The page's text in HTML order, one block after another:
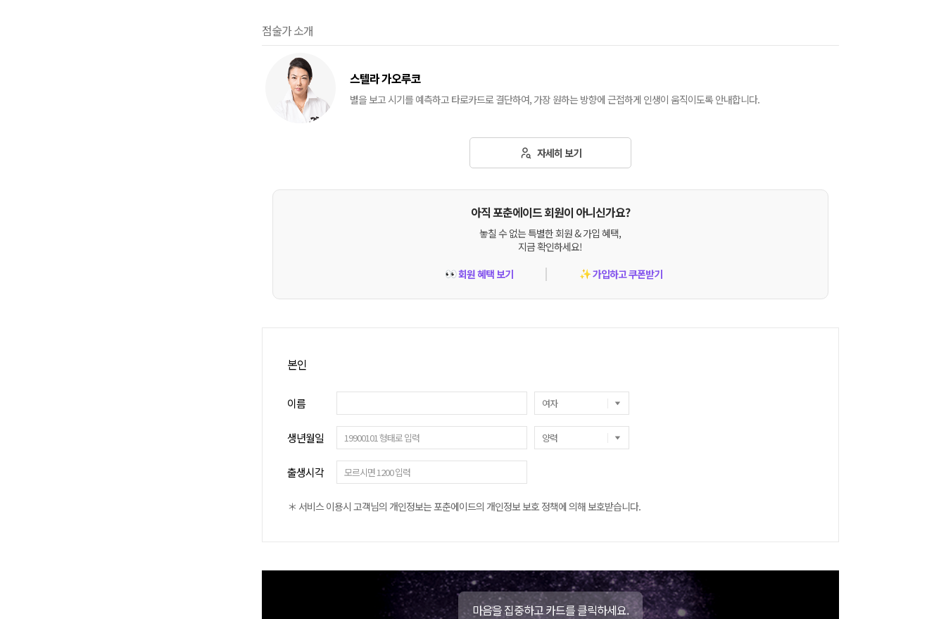
점술가 소개
스텔라 가오루코
별을 보고 시기를 예측하고 타로카드로 결단하여, 가장 원하는 방향에 근접하게 인생이 움직이도록 안내합니다.
자세히 보기
아직 포춘에이드 회원이 아니신가요?
놓칠 수 없는 특별한 회원 & 가입 혜택,
지금 확인하세요!
👀회원 혜택 보기 ✨가입하고 쿠폰받기
본인
이름
생년월일
출생시각
＊ 서비스 이용시 고객님의 개인정보는 포춘에이드의 개인정보 보호 정책에 의해 보호받습니다.
마음을 집중하고 카드를 클릭하세요.